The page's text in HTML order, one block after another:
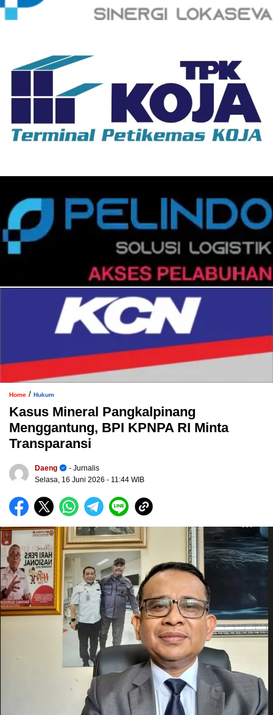
Home / Hukum
Kasus Mineral Pangkalpinang
Menggantung, BPI KPNPA RI Minta
Transparansi
Daeng
- Jurnalis
Selasa, 16 Juni 2026 - 11:44 WIB